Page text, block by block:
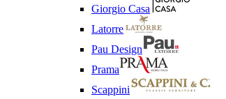
Giorgio Casa
Latorre
Pau Design
Prama
Scappini